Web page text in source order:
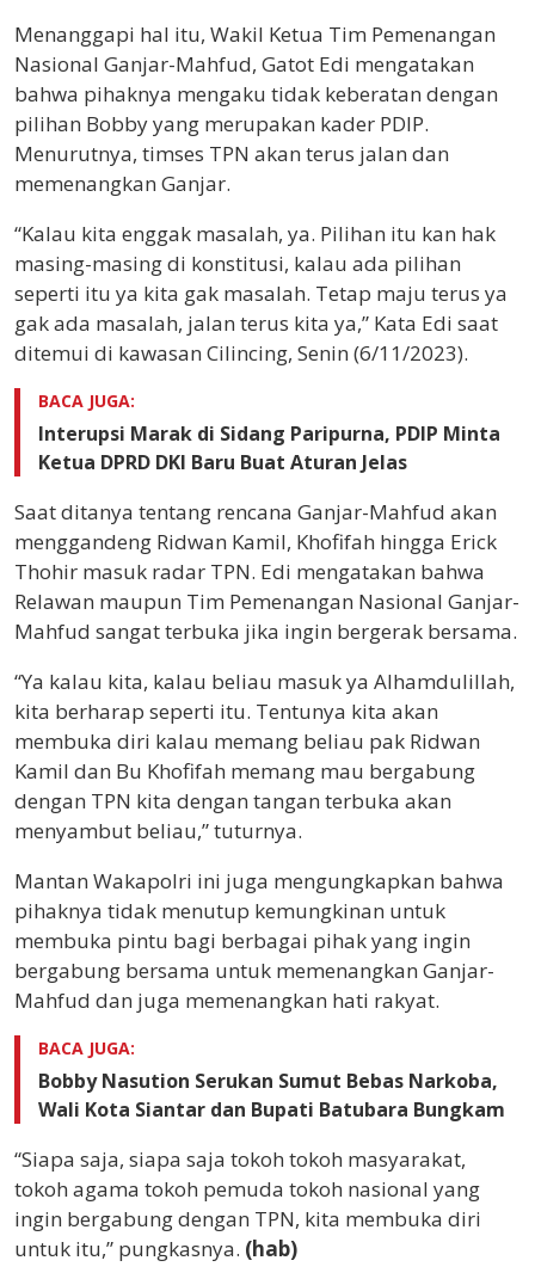
Menanggapi hal itu, Wakil Ketua Tim Pemenangan
Nasional Ganjar-Mahfud, Gatot Edi mengatakan
bahwa pihaknya mengaku tidak keberatan dengan
pilihan Bobby yang merupakan kader PDIP.
Menurutnya, timses TPN akan terus jalan dan
memenangkan Ganjar.
“Kalau kita enggak masalah, ya. Pilihan itu kan hak
masing-masing di konstitusi, kalau ada pilihan
seperti itu ya kita gak masalah. Tetap maju terus ya
gak ada masalah, jalan terus kita ya,” Kata Edi saat
ditemui di kawasan Cilincing, Senin (6/11/2023).
BACA JUGA:
Interupsi Marak di Sidang Paripurna, PDIP Minta
Ketua DPRD DKI Baru Buat Aturan Jelas
Saat ditanya tentang rencana Ganjar-Mahfud akan
menggandeng Ridwan Kamil, Khofifah hingga Erick
Thohir masuk radar TPN. Edi mengatakan bahwa
Relawan maupun Tim Pemenangan Nasional Ganjar-
Mahfud sangat terbuka jika ingin bergerak bersama.
“Ya kalau kita, kalau beliau masuk ya Alhamdulillah,
kita berharap seperti itu. Tentunya kita akan
membuka diri kalau memang beliau pak Ridwan
Kamil dan Bu Khofifah memang mau bergabung
dengan TPN kita dengan tangan terbuka akan
menyambut beliau,” tuturnya.
Mantan Wakapolri ini juga mengungkapkan bahwa
pihaknya tidak menutup kemungkinan untuk
membuka pintu bagi berbagai pihak yang ingin
bergabung bersama untuk memenangkan Ganjar-
Mahfud dan juga memenangkan hati rakyat.
BACA JUGA:
Bobby Nasution Serukan Sumut Bebas Narkoba,
Wali Kota Siantar dan Bupati Batubara Bungkam
“Siapa saja, siapa saja tokoh tokoh masyarakat,
tokoh agama tokoh pemuda tokoh nasional yang
ingin bergabung dengan TPN, kita membuka diri
untuk itu,” pungkasnya. (hab)